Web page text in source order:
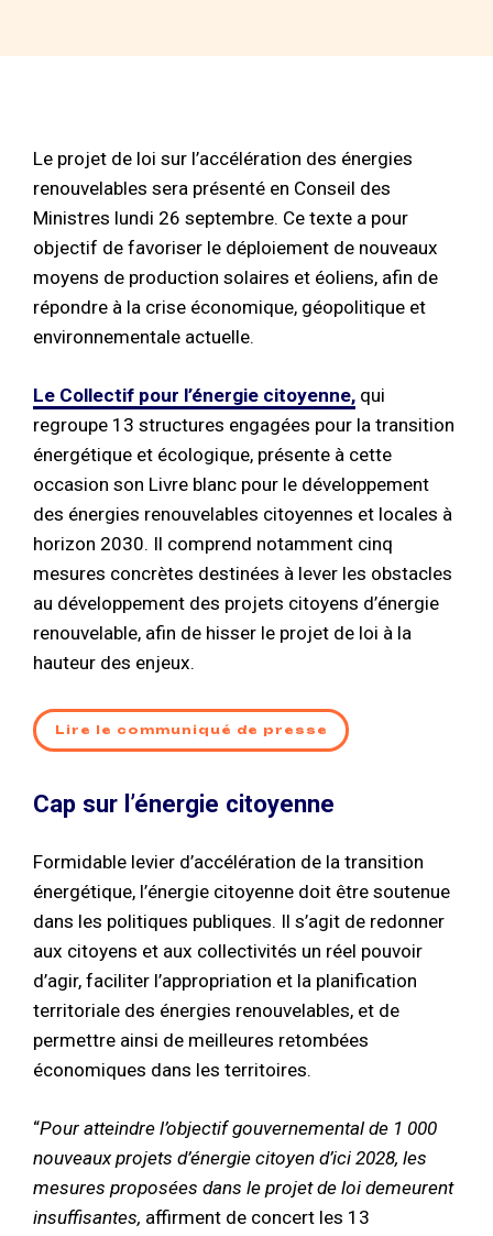
Le projet de loi sur l’accélération des énergies
renouvelables sera présenté en Conseil des
Ministres lundi 26 septembre. Ce texte a pour
objectif de favoriser le déploiement de nouveaux
moyens de production solaires et éoliens, afin de
répondre à la crise économique, géopolitique et
environnementale actuelle.
Le Collectif pour l’énergie citoyenne, qui
regroupe 13 structures engagées pour la transition
énergétique et écologique, présente à cette
occasion son Livre blanc pour le développement
des énergies renouvelables citoyennes et locales à
horizon 2030. Il comprend notamment cinq
mesures concrètes destinées à lever les obstacles
au développement des projets citoyens d’énergie
renouvelable, afin de hisser le projet de loi à la
hauteur des enjeux.
Lire le communiqué de presse
Cap sur l’énergie citoyenne
Formidable levier d’accélération de la transition
énergétique, l’énergie citoyenne doit être soutenue
dans les politiques publiques. Il s’agit de redonner
aux citoyens et aux collectivités un réel pouvoir
d’agir, faciliter l’appropriation et la planification
territoriale des énergies renouvelables, et de
permettre ainsi de meilleures retombées
économiques dans les territoires.
“Pour atteindre l’objectif gouvernemental de 1 000
nouveaux projets d’énergie citoyen d’ici 2028, les
mesures proposées dans le projet de loi demeurent
insuffisantes, affirment de concert les 13